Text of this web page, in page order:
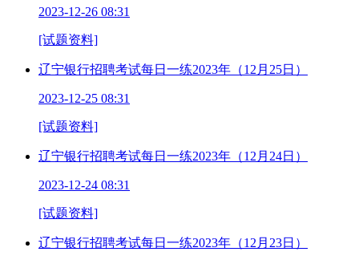
2023-12-26 08:31
[试题资料]
辽宁银行招聘考试每日一练2023年（12月25日）
2023-12-25 08:31
[试题资料]
辽宁银行招聘考试每日一练2023年（12月24日）
2023-12-24 08:31
[试题资料]
辽宁银行招聘考试每日一练2023年（12月23日）